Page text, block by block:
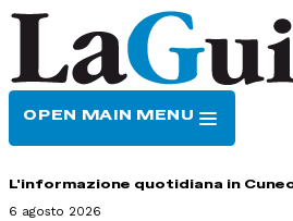
OPEN MAIN MENU
L'informazione quotidiana in
6 agosto 2026